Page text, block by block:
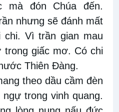
mà đón Chúa đến.
nhưng sẽ đánh mất
chi. Vì trần gian mau
giấc mơ. Có chi
Thiên Đàng.
theo dầu cầm đèn
trong vinh quang.